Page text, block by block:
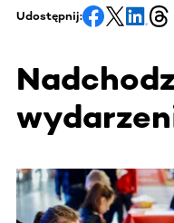
Udostępnij:
Ta sekcja zawiera